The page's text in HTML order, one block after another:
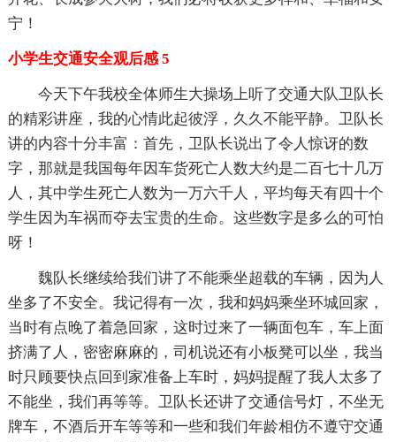
宁！
小学生交通安全观后感 5
今天下午我校全体师生大操场上听了交通大队卫队长
的精彩讲座，我的心情此起彼浮，久久不能平静。卫队长
讲的内容十分丰富：首先，卫队长说出了令人惊讶的数
字，那就是我国每年因车货死亡人数大约是二百七十几万
人，其中学生死亡人数为一万六千人，平均每天有四十个
学生因为车祸而夺去宝贵的生命。这些数字是多么的可怕
呀！
魏队长继续给我们讲了不能乘坐超载的车辆，因为人
坐多了不安全。我记得有一次，我和妈妈乘坐环城回家，
当时有点晚了着急回家，这时过来了一辆面包车，车上面
挤满了人，密密麻麻的，司机说还有小板凳可以坐，我当
时只顾要快点回到家准备上车时，妈妈提醒了我人太多了
不能坐，我们再等等。卫队长还讲了交通信号灯，不坐无
牌车，不酒后开车等等和一些和我们年龄相仿不遵守交通